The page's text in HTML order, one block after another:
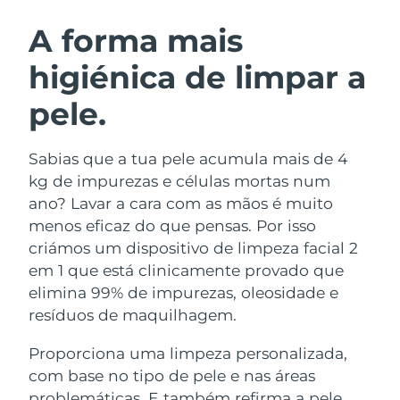
A forma mais
higiénica de limpar a
pele.
Sabias que a tua pele acumula mais de 4
kg de impurezas e células mortas num
ano? Lavar a cara com as mãos é muito
menos eficaz do que pensas. Por isso
criámos um dispositivo de limpeza facial 2
em 1 que está clinicamente provado que
elimina 99% de impurezas, oleosidade e
resíduos de maquilhagem.
Proporciona uma limpeza personalizada,
com base no tipo de pele e nas áreas
Limpeza facial
Anti-aging massage
LUNA™ 4 Plus
Massage, LED heating
LUNA™ 4 Men
Microcurrent toning
BEAR™ 2 go
Microcurrent toning on-the-go
BEAR™ 2 eyes & lips
Hidratação
UFO™ 3 kit
Deep facial hydration
UFO™ 3 LED
Near-infrared and red light therapy
device
Cuidado oral
issa™ 4
Hybrid silicone sonic toothbrush
Smart hybrid silicone sonic toothbrush
TRATAMENTO ANTIENVELHECIMENTO
FAQ™
Antienvelhecimento Tratamentos LED
Áustria
Barein Entrega prevista8/11/26
Bélgica
Bermudas Entrega prevista8/16/26
Bósnia e
Herzegovina
Entrega prevista8/13/26
Brunei Entrega prevista8/15/26
Bulgária Entrega prevista 8/10/26
Chile Entrega prevista